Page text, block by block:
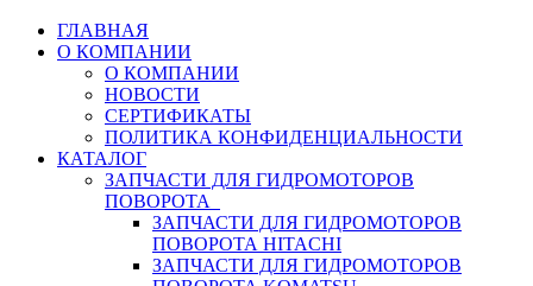
ГЛАВНАЯ
О КОМПАНИИ
О КОМПАНИИ
НОВОСТИ
СЕРТИФИКАТЫ
ПОЛИТИКА КОНФИДЕНЦИАЛЬНОСТИ
КАТАЛОГ
ЗАПЧАСТИ ДЛЯ ГИДРОМОТОРОВ
ПОВОРОТА
ЗАПЧАСТИ ДЛЯ ГИДРОМОТОРОВ
ПОВОРОТА HITACHI
ЗАПЧАСТИ ДЛЯ ГИДРОМОТОРОВ